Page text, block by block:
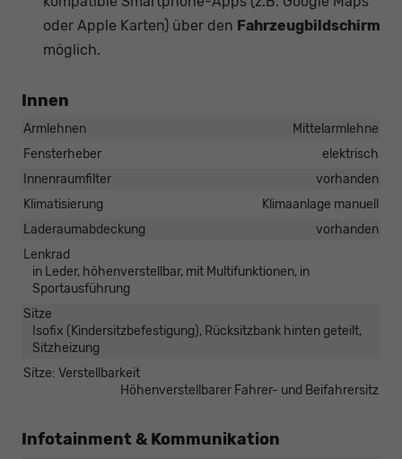
oder Apple Karten) über den Fahrzeugbildschirm
möglich.
Innen
Armlehnen
Mittelarmlehne
Fensterheber
elektrisch
Innenraumfilter
vorhanden
Klimatisierung
Klimaanlage manuell
Laderaumabdeckung
vorhanden
Lenkrad
in Leder, höhenverstellbar, mit Multifunktionen, in
Sportausführung
Sitze
Isofix (Kindersitzbefestigung), Rücksitzbank hinten geteilt,
Sitzheizung
Sitze: Verstellbarkeit
Höhenverstellbarer Fahrer- und Beifahrersitz
Infotainment & Kommunikation